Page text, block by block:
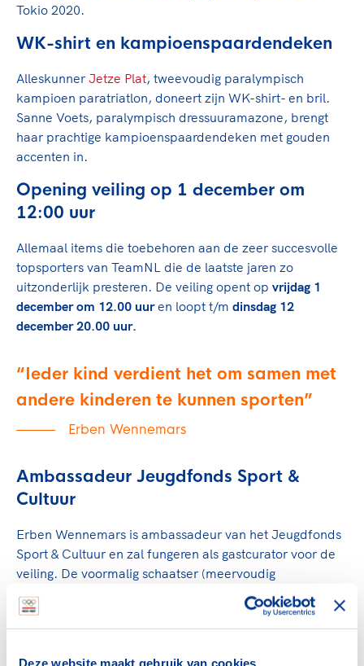
Deze website maakt gebruik van cookies
Tokio 2020.
WK-shirt en kampioenspaardendeken
Alleskunner Jetze Plat, tweevoudig paralympisch
kampioen paratriatlon, doneert zijn WK-shirt- en bril.
Sanne Voets, paralympisch dressuuramazone, brengt
haar prachtige kampioenspaardendeken met gouden
accenten in.
Opening veiling op 1 december om
12:00 uur
Allemaal items die toebehoren aan de zeer succesvolle
topsporters van TeamNL die de laatste jaren zo
uitzonderlijk presteren. De veiling opent op vrijdag 1
december om 12.00 uuren loopt t/m dinsdag 12
december 20.00 uur.
Ieder kind verdient het om samen met
andere kinderen te kunnen sporten
Erben Wennemars
Ambassadeur Jeugdfonds Sport &
Cultuur
Erben Wennemars is ambassadeur van het Jeugdfonds
Sport & Cultuur en zal fungeren als gastcurator voor de
veiling. De voormalig schaatser (meervoudig
wereldkampioen en olympisch medaillewinnaar)
benadrukt het belang van sportdeelname voor álle
kinderen in Nederland: “Door dit initiatief vanuit